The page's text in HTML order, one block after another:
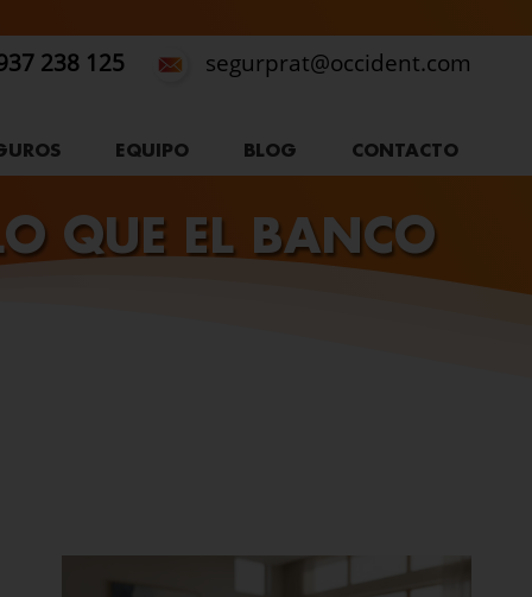
238 125 segurprat@occident.com
EQUIPO BLOG CONTACTO
QUE EL BANCO